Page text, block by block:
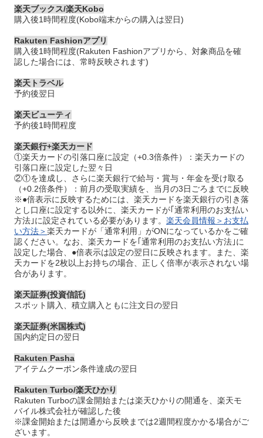
楽天ブックス/楽天Kobo
購入後1時間程度(Kobo端末からの購入は翌日)
Rakuten Fashionアプリ
購入後1時間程度(Rakuten Fashionアプリから、対象商品を確
認した場合には、常時反映されます)
楽天トラベル
予約後翌日
楽天ビューティ
予約後1時間程度
楽天銀行+楽天カード
①楽天カードの引落口座に設定（+0.3倍条件）：楽天カードの
引落口座に設定した翌々日
②①を達成し、さらに楽天銀行で給与・賞与・年金を受け取る
（+0.2倍条件）：前月の受取実績を、当月の3日ごろまでに反映
※●倍表示に反映するためには、楽天カードを楽天銀行の引き落
とし口座に設定する以外に、楽天カードが｢通常利用のお支払い
方法｣に設定されている必要があります。 楽天会員情報＞お支払
い方法＞楽天カードが「通常利用」がONになっているかをご確
認ください。なお、楽天カードを｢通常利用のお支払い方法｣に
設定した場合、●倍表示は設定の翌日に反映されます。また、楽
天カードを2枚以上お持ちの場合、正しく倍率が表示されない場
合があります。
楽天証券(投資信託)
スポット購入、積立購入ともに注文日の翌日
楽天証券(米国株式)
国内約定日の翌日
Rakuten Pasha
アイテムクーポン条件達成の翌日
Rakuten Turbo/楽天ひかり
Rakuten Turboの課金開始または楽天ひかりの開通を、楽天モ
バイル株式会社が確認した後
※課金開始または開通から反映までは2週間程度かかる場合がご
ざいます。